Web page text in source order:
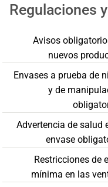
Regulaciones
Avisos
nuevos
Envases a prueba de
y de
Advertencia de salud
envase
Restricciones de
mínima en las